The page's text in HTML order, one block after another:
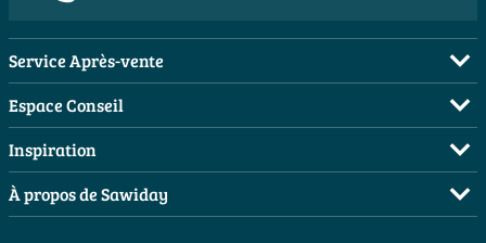
Service Après-vente
FAQ
Commander
Payer
Livraison / retrait
Espace Conseil
Visite sur rendez-vous
Demandez votre devis
Planificateur 3D
Inspiration
Salles de bains complètes
Inspiration toilettes
À propos de Sawiday